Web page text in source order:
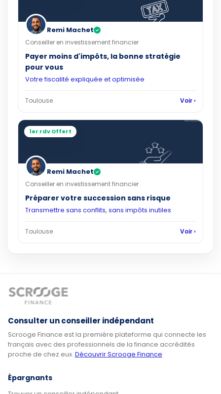
Remi Machet ✓
Conseiller en investissement financier
Payer moins d'impôts, la bonne stratégie
pour vous
Votre fiscalité expliquée et optimisée
Toulouse Voir ›
1er rdv Offert
Remi Machet ✓
Conseiller en investissement financier
Préparer votre succession sans risque
Transmettre sans conflits, sans impôts inutiles
Toulouse Voir ›
Consulter un conseiller indépendant
Scrooge Finance est la première plateforme qui connecte les
français avec des professionnels de la finance accrédités
proche de chez eux. Découvrir Scrooge Finance
Épargnants